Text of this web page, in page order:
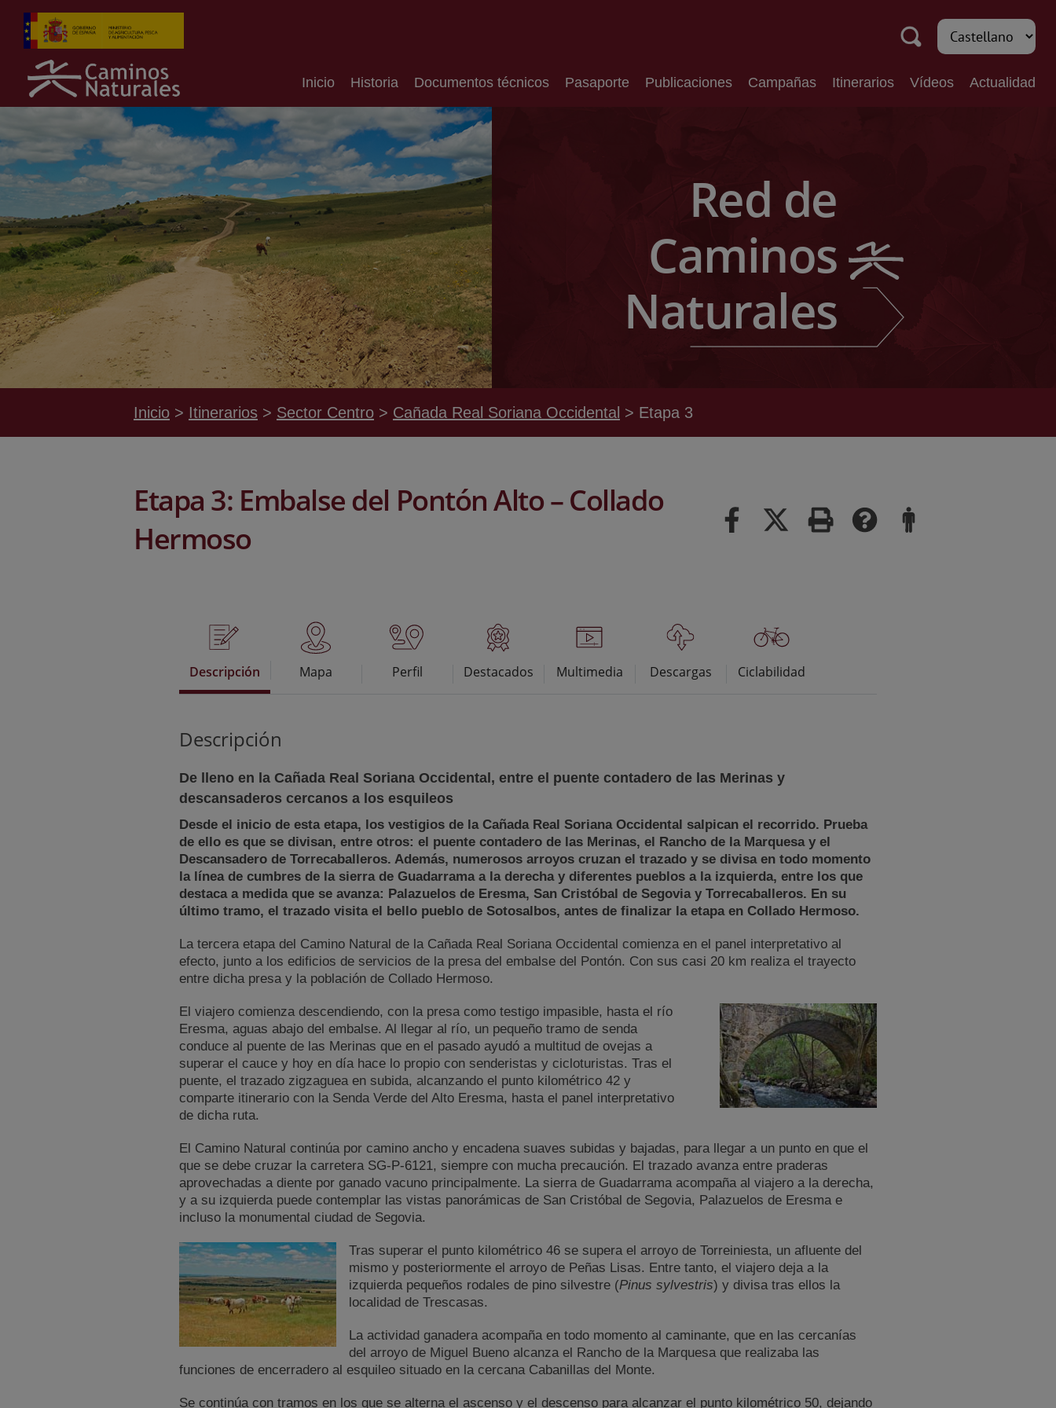
Inicio Historia Documentos técnicos Pasaporte Publicaciones Campañas Itinerarios Vídeos Actualidad
Red de
Caminos
Naturales
Inicio Itinerarios Sector Centro Cañada Real Soriana Occidental Etapa 3
Etapa 3: Embalse del Pontón Alto – Collado
Hermoso
Descripción Mapa Perfil Destacados Multimedia Descargas Ciclabilidad
Descripción
De lleno en la Cañada Real Soriana Occidental, entre el puente contadero de las Merinas y
descansaderos cercanos a los esquileos
Desde el inicio de esta etapa, los vestigios de la Cañada Real Soriana Occidental salpican el recorrido. Prueba
de ello es que se divisan, entre otros: el puente contadero de las Merinas, el Rancho de la Marquesa y el
Descansadero de Torrecaballeros. Además, numerosos arroyos cruzan el trazado y se divisa en todo momento
la línea de cumbres de la sierra de Guadarrama a la derecha y diferentes pueblos a la izquierda, entre los que
destaca a medida que se avanza: Palazuelos de Eresma, San Cristóbal de Segovia y Torrecaballeros. En su
último tramo, el trazado visita el bello pueblo de Sotosalbos, antes de finalizar la etapa en Collado Hermoso.
La tercera etapa del Camino Natural de la Cañada Real Soriana Occidental comienza en el panel interpretativo al
efecto, junto a los edificios de servicios de la presa del embalse del Pontón. Con sus casi 20 km realiza el trayecto
entre dicha presa y la población de Collado Hermoso.
El viajero comienza descendiendo, con la presa como testigo impasible, hasta el río
Eresma, aguas abajo del embalse. Al llegar al río, un pequeño tramo de senda
conduce al puente de las Merinas que en el pasado ayudó a multitud de ovejas a
superar el cauce y hoy en día hace lo propio con senderistas y cicloturistas. Tras el
puente, el trazado zigzaguea en subida, alcanzando el punto kilométrico 42 y
comparte itinerario con la Senda Verde del Alto Eresma, hasta el panel interpretativo
de dicha ruta.
El Camino Natural continúa por camino ancho y encadena suaves subidas y bajadas, para llegar a un punto en que el
que se debe cruzar la carretera SG-P-6121, siempre con mucha precaución. El trazado avanza entre praderas
aprovechadas a diente por ganado vacuno principalmente. La sierra de Guadarrama acompaña al viajero a la derecha,
y a su izquierda puede contemplar las vistas panorámicas de San Cristóbal de Segovia, Palazuelos de Eresma e
incluso la monumental ciudad de Segovia.
Tras superar el punto kilométrico 46 se supera el arroyo de Torreiniesta, un afluente del
mismo y posteriormente el arroyo de Peñas Lisas. Entre tanto, el viajero deja a la
izquierda pequeños rodales de pino silvestre (Pinus sylvestris) y divisa tras ellos la
localidad de Trescasas.
La actividad ganadera acompaña en todo momento al caminante, que en las cercanías
del arroyo de Miguel Bueno alcanza el Rancho de la Marquesa que realizaba las
funciones de encerradero al esquileo situado en la cercana Cabanillas del Monte.
Se continúa con tramos en los que se alterna el ascenso y el descenso para alcanzar el punto kilométrico 50, dejando